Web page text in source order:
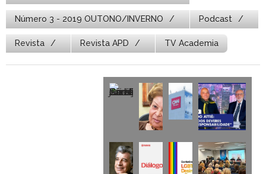
Número 3 - 2019 OUTONO/INVERNO Podcast
Revista Revista APD TV Academia